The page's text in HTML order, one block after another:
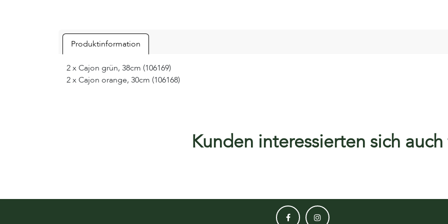
Produktinformation
2 x Cajon grün, 38cm (106169)
2 x Cajon orange, 30cm (106168)
Kunden interessierten sich auch